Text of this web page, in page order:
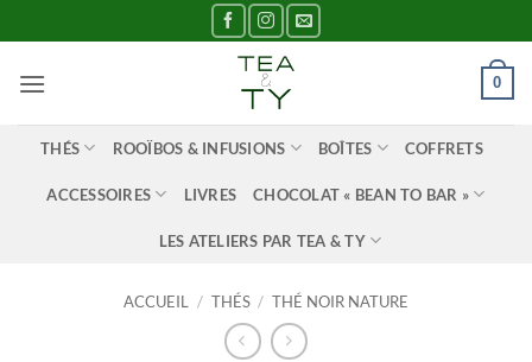
au
contenu
0
THÉS ROOÏBOS & INFUSIONS BOÎTES COFFRETS
ACCESSOIRES LIVRES CHOCOLAT « BEAN TO BAR »
LES ATELIERS PAR TEA & TY
ACCUEIL / THÉS / THÉ NOIR NATURE